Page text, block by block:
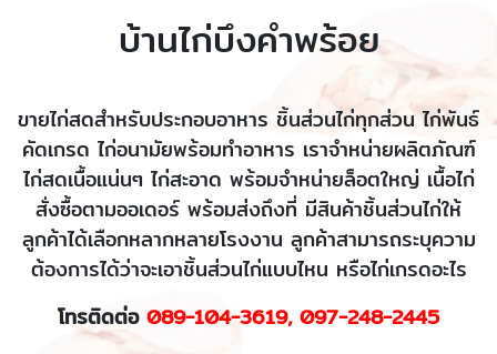
บ้านไก่บึงคำพร้อย
ขายไก่สดสำหรับประกอบอาหาร ชิ้นส่วนไก่ทุกส่วน ไก่พันธ์
คัดเกรด ไก่อนามัยพร้อมทำอาหาร เราจำหน่ายผลิตภัณฑ์
ไก่สดเนื้อแน่นๆ ไก่สะอาด พร้อมจำหน่ายล็อตใหญ่ เนื้อไก่
สั่งซื้อตามออเดอร์ พร้อมส่งถึงที่ มีสินค้าชิ้นส่วนไก่ให้
ลูกค้าได้เลือกหลากหลายโรงงาน ลูกค้าสามารถระบุความ
ต้องการได้ว่าจะเอาชิ้นส่วนไก่แบบไหน หรือไก่เกรดอะไร
โทรติดต่อ 089-104-3619, 097-248-2445